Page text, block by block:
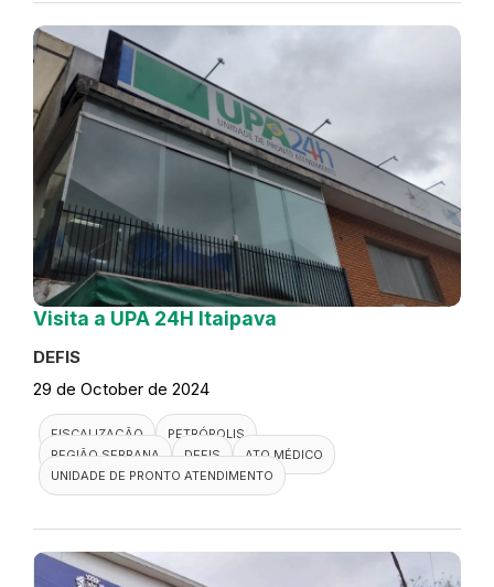
Visita a UPA 24H Itaipava
DEFIS
29 de October de 2024
FISCALIZAÇÃO
PETRÓPOLIS
REGIÃO SERRANA
DEFIS
ATO MÉDICO
UNIDADE DE PRONTO ATENDIMENTO